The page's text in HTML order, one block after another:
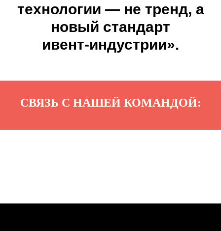
технологии — не тренд, а
новый стандарт
ивент‑индустрии».
СВЯЗЬ С НАШЕЙ КОМАНДОЙ: